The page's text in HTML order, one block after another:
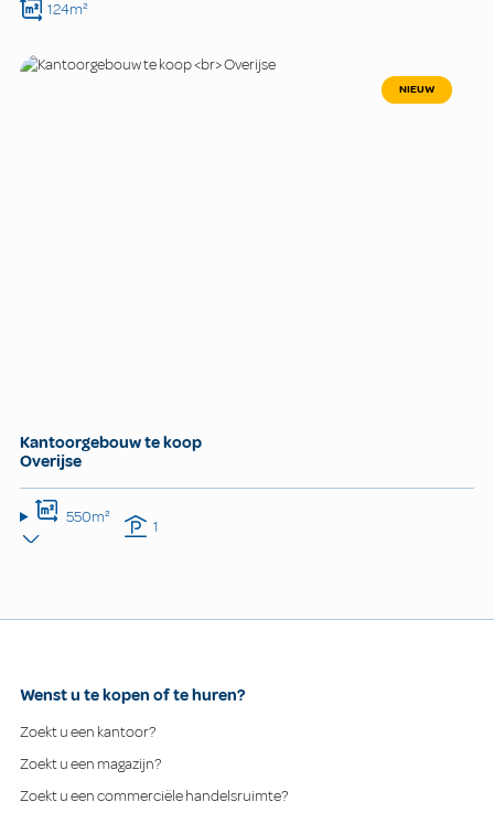
124m²
NIEUW
Kantoorgebouw te koop
Overijse
550m² 1
Wenst u te kopen of te huren?
Zoekt u een kantoor?
Zoekt u een magazijn?
Zoekt u een commerciële handelsruimte?